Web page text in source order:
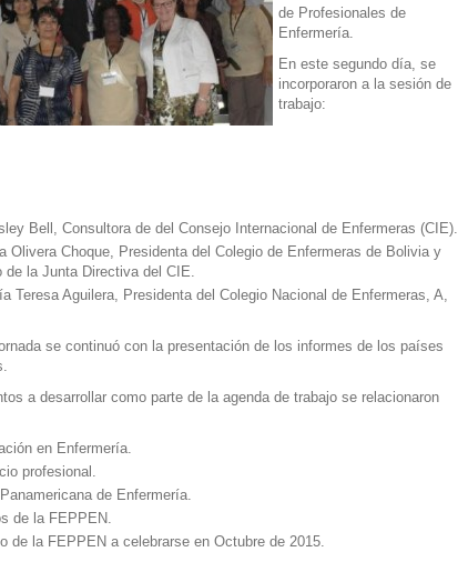
de Profesionales de
Enfermería.
En este segundo día, se
incorporaron a la sesión de
trabajo:
Bell, Consultora de del Consejo Internacional de Enfermeras (CIE).
Olivera Choque, Presidenta del Colegio de Enfermeras de Bolivia y
de la Junta Directiva del CIE.
Teresa Aguilera, Presidenta del Colegio Nacional de Enfermeras, A,
se continuó con la presentación de los informes de los países
a desarrollar como parte de la agenda de trabajo se relacionaron
en Enfermería.
profesional.
de Enfermería.
de la FEPPEN.
de la FEPPEN a celebrarse en Octubre de 2015.